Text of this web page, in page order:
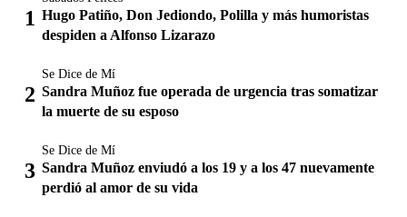
Hugo Patiño, Don Jediondo, Polilla y más humoristas
despiden a Alfonso Lizarazo
Se Dice de Mí
Sandra Muñoz fue operada de urgencia tras somatizar
la muerte de su esposo
Se Dice de Mí
Sandra Muñoz enviudó a los 19 y a los 47 nuevamente
perdió al amor de su vida